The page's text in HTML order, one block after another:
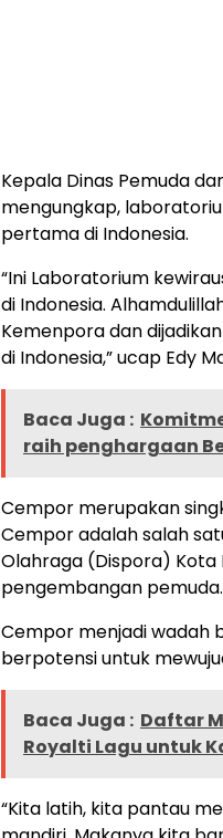
Kepala Dinas Pemuda
mengungkap,
pertama di Indonesia.
“Ini Laboratorium
di Indonesia.
Kemenpora dan
di Indonesia,” ucap Edy
Baca Juga :
raih penghargaan
Cempor merupakan
Cempor adalah salah
Olahraga (Dispora)
pengembangan pemuda.
Cempor menjadi wadah
berpotensi untuk
Baca Juga : Daftar
Royalti Lagu untuk
“Kita latih, kita pantau